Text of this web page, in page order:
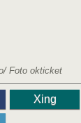
Foto okticket
Xing